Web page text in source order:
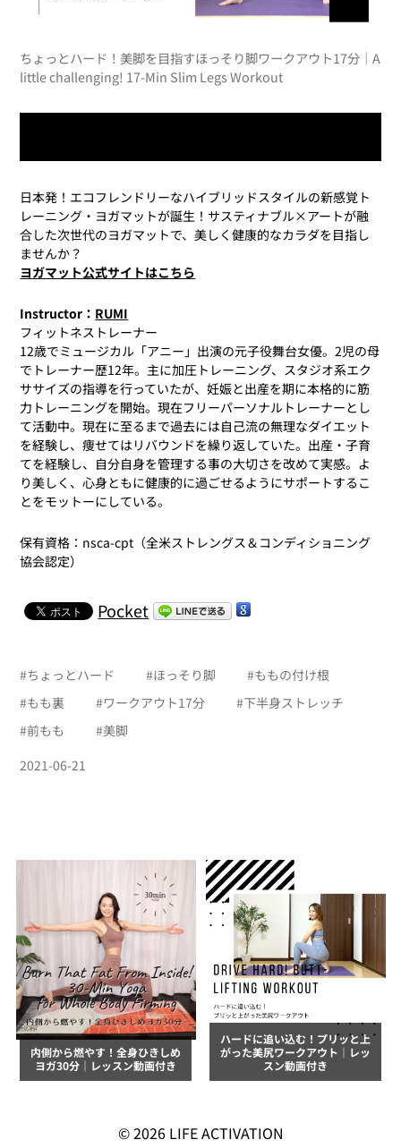
ちょっとハード！美脚を目指すほっそり脚ワークアウト17分｜A
little challenging! 17-Min Slim Legs Workout
日本発！エコフレンドリーなハイブリッドスタイルの新感覚ト
レーニング・ヨガマットが誕生！サスティナブル×アートが融
合した次世代のヨガマットで、美しく健康的なカラダを目指し
ませんか？
ヨガマット公式サイトはこちら
Instructor： RUMI
フィットネストレーナー
12歳でミュージカル「アニー」出演の元子役舞台女優。2児の母
でトレーナー歴12年。主に加圧トレーニング、スタジオ系エク
ササイズの指導を行っていたが、妊娠と出産を期に本格的に筋
力トレーニングを開始。現在フリーパーソナルトレーナーとし
て活動中。現在に至るまで過去には自己流の無理なダイエット
を経験し、痩せてはリバウンドを繰り返していた。出産・子育
てを経験し、自分自身を管理する事の大切さを改めて実感。よ
り美しく、心身ともに健康的に過ごせるようにサポートするこ
とをモットーにしている。
保有資格：nsca-cpt（全米ストレングス＆コンディショニング
協会認定）
Pocket
#ちょっとハード #ほっそり脚 #ももの付け根
#もも裏 #ワークアウト17分 #下半身ストレッチ
#前もも #美脚
2021-06-21
内側から燃やす！全身ひきしめ
ヨガ30分｜レッスン動画付き
ハードに追い込む！プリッと上
がった美尻ワークアウト｜レッ
スン動画付き
© 2026 LIFE ACTIVATION